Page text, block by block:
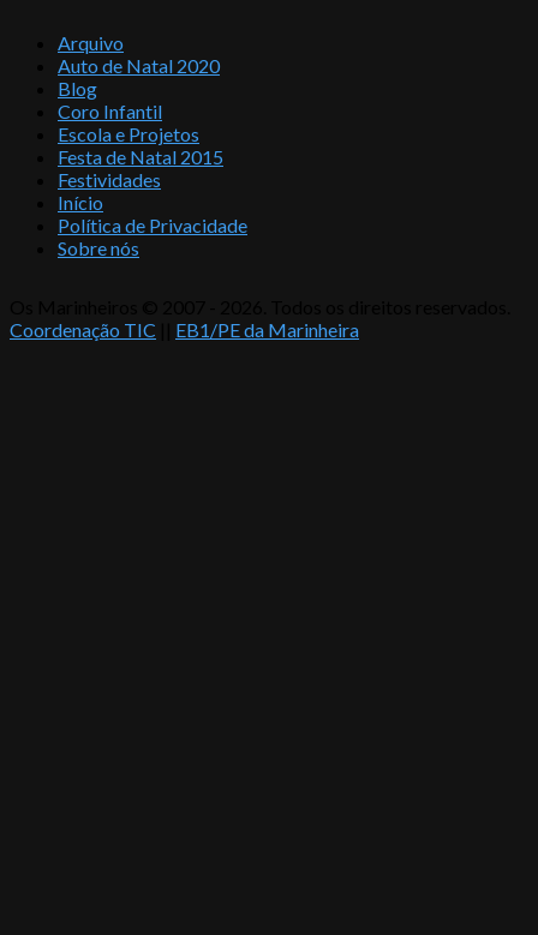
Arquivo
Auto de Natal 2020
Blog
Coro Infantil
Escola e Projetos
Festa de Natal 2015
Festividades
Início
Política de Privacidade
Sobre nós
Coordenação TIC
EB1/PE da Marinheira